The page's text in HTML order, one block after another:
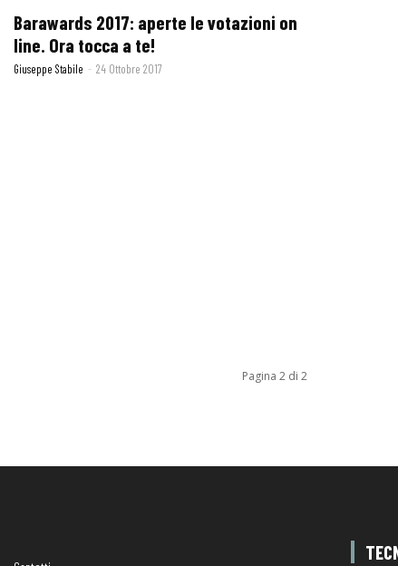
Barawards 2017: aperte le votazioni on
line. Ora tocca a te!
Giuseppe Stabile - 24 Ottobre 2017
Pagina 2 di 2